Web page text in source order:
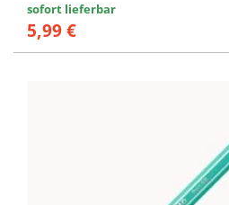
sofort lieferbar
5,99 €